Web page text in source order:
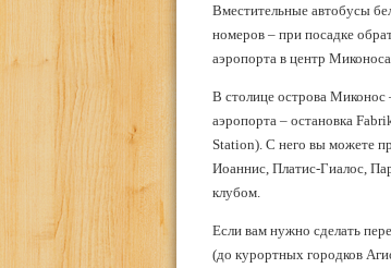
Вместительные автобусы
номеров – при посадке
аэропорта в центр
В столице острова Миконос
аэропорта – остановка
Station). С него вы можете
Иоаннис, Платис-Гиалос,
клубом.
Если вам нужно сделать
(до курортных городков